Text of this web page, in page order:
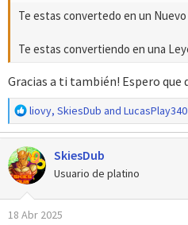
Te estas convertedo en un
Te estas convertiendo en una
Gracias a ti también! Espero que
R
e
a
c
c
i
o
n
liovy, SkiesDub and LucasPlay340
SkiesDub
Usuario de platino
18 Abr 2025